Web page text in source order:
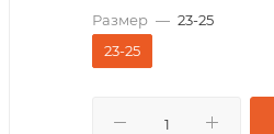
Размер — 23-25
23-25